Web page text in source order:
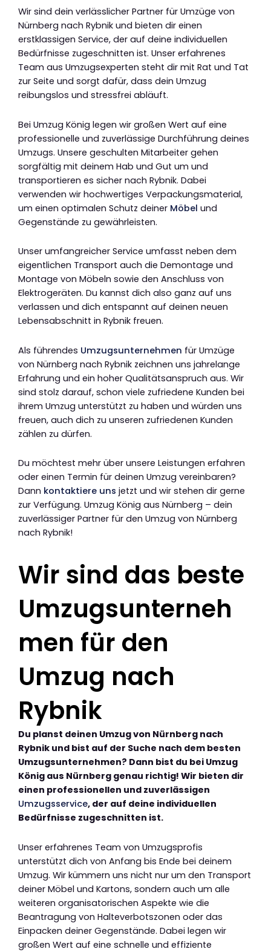
Wir sind dein verlässlicher Partner für Umzüge von
Nürnberg nach Rybnik und bieten dir einen
erstklassigen Service, der auf deine individuellen
Bedürfnisse zugeschnitten ist. Unser erfahrenes
Team aus Umzugsexperten steht dir mit Rat und Tat
zur Seite und sorgt dafür, dass dein Umzug
reibungslos und stressfrei abläuft.
Bei Umzug König legen wir großen Wert auf eine
professionelle und zuverlässige Durchführung deines
Umzugs. Unsere geschulten Mitarbeiter gehen
sorgfältig mit deinem Hab und Gut um und
transportieren es sicher nach Rybnik. Dabei
verwenden wir hochwertiges Verpackungsmaterial,
um einen optimalen Schutz deiner Möbel und
Gegenstände zu gewährleisten.
Unser umfangreicher Service umfasst neben dem
eigentlichen Transport auch die Demontage und
Montage von Möbeln sowie den Anschluss von
Elektrogeräten. Du kannst dich also ganz auf uns
verlassen und dich entspannt auf deinen neuen
Lebensabschnitt in Rybnik freuen.
Als führendes Umzugsunternehmen für Umzüge
von Nürnberg nach Rybnik zeichnen uns jahrelange
Erfahrung und ein hoher Qualitätsanspruch aus. Wir
sind stolz darauf, schon viele zufriedene Kunden bei
ihrem Umzug unterstützt zu haben und würden uns
freuen, auch dich zu unseren zufriedenen Kunden
zählen zu dürfen.
Du möchtest mehr über unsere Leistungen erfahren
oder einen Termin für deinen Umzug vereinbaren?
Dann kontaktiere uns jetzt und wir stehen dir gerne
zur Verfügung. Umzug König aus Nürnberg – dein
zuverlässiger Partner für den Umzug von Nürnberg
nach Rybnik!
Wir sind das beste
Umzugsunterneh
men für den
Umzug nach
Rybnik
Du planst deinen Umzug von Nürnberg nach
Rybnik und bist auf der Suche nach dem besten
Umzugsunternehmen? Dann bist du bei Umzug
König aus Nürnberg genau richtig! Wir bieten dir
einen professionellen und zuverlässigen
Umzugsservice, der auf deine individuellen
Bedürfnisse zugeschnitten ist.
Unser erfahrenes Team von Umzugsprofis
unterstützt dich von Anfang bis Ende bei deinem
Umzug. Wir kümmern uns nicht nur um den Transport
deiner Möbel und Kartons, sondern auch um alle
weiteren organisatorischen Aspekte wie die
Beantragung von Halteverbotszonen oder das
Einpacken deiner Gegenstände. Dabei legen wir
großen Wert auf eine schnelle und effiziente